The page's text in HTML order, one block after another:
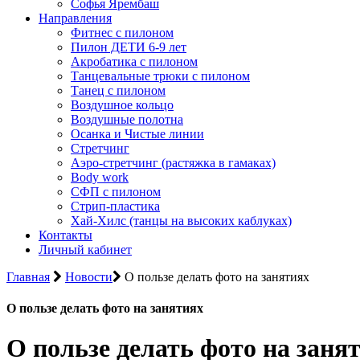
Софья Ярембаш
Направления
Фитнес с пилоном
Пилон ДЕТИ 6-9 лет
Акробатика с пилоном
Танцевальные трюки с пилоном
Танец с пилоном
Воздушное кольцо
Воздушные полотна
Осанка и Чистые линии
Стретчинг
Аэро-стретчинг (растяжка в гамаках)
Body work
СФП с пилоном
Стрип-пластика
Хай-Хилс (танцы на высоких каблуках)
Контакты
Личный кабинет
Главная
Новости О пользе делать фото на занятиях
О пользе делать фото на занятиях
О пользе делать фото на